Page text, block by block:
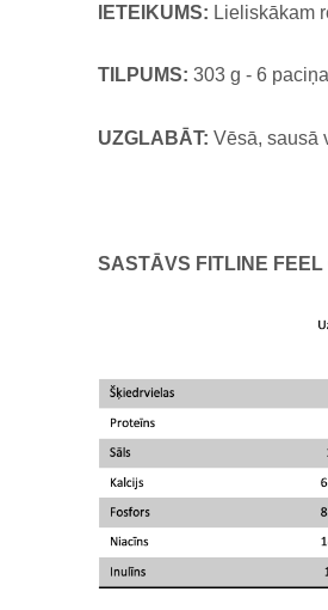
IETEIKUMS: Lieliskākam
TILPUMS: 303 g - 6
UZGLABĀT: Vēsā, sausā
SASTĀVS FITLINE FEEL